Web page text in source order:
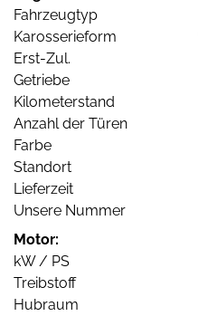
Fahrzeugtyp
Karosserieform
Erst-Zul.
Getriebe
Kilometerstand
Anzahl der Türen
Farbe
Standort
Lieferzeit
Unsere Nummer
Motor:
kW / PS
Treibstoff
Hubraum